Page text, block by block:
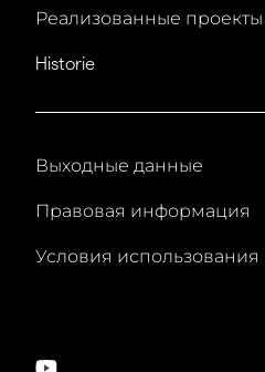
Реализованные проекты
Historie
Выходные данные
Правовая информация
Условия использования